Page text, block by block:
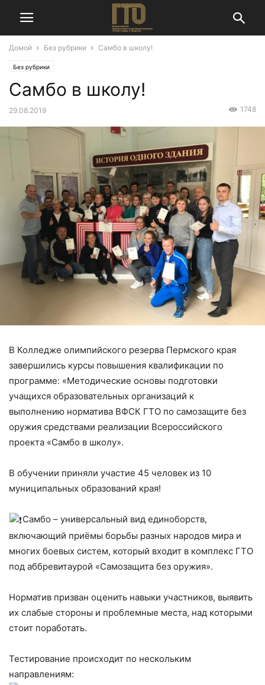
Домой Без рубрики Самбо в школу!
Без рубрики
Самбо в школу!
29.08.2019 1748
В Колледже олимпийского резерва Пермского края
завершились курсы повышения квалификации по
программе: «Методические основы подготовки
учащихся образовательных организаций к
выполнению норматива ВФСК ГТО по самозащите без
оружия средствами реализации Всероссийского
проекта «Самбо в школу».
В обучении приняли участие 45 человек из 10
муниципальных образований края!
Самбо – универсальный вид единоборств,
включающий приёмы борьбы разных народов мира и
многих боевых систем, который входит в комплекс ГТО
под аббревитаурой «Самозащита без оружия».
Норматив призван оценить навыки участников, выявить
их слабые стороны и проблемные места, над которыми
стоит поработать.
Тестирование происходит по нескольким
направлениям: